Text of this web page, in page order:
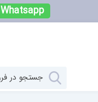
Whatsapp